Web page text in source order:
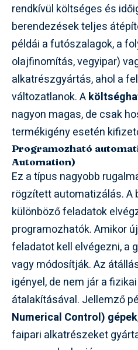
rendkívül költséges és
berendezések teljes
példái a futószalagok, a
olajfinomítás, vegyipar)
alkatrészgyártás, ahol a
változatlanok. A
nagyon magas, de csak
termékigény esetén
Programozható
Automation)
Ez a típus nagyobb
rögzített automatizálás. A
különböző feladatok
programozhatók. Amikor
feladatot kell elvégezni, a
vagy módosítják. Az
igényel, de nem jár a
átalakításával. Jellemző
Numerical Control) gépek
faipari alkatrészeket